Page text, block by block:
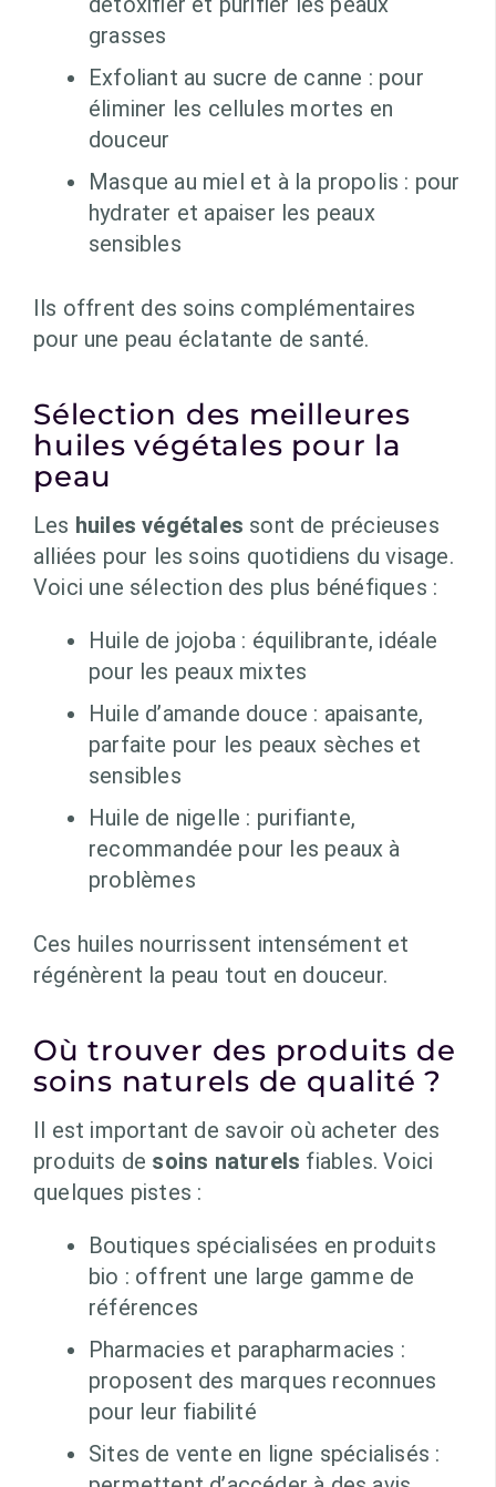
grasses
Exfoliant au sucre de canne : pour
éliminer les cellules mortes en
douceur
Masque au miel et à la propolis : pour
hydrater et apaiser les peaux
sensibles
Ils offrent des soins complémentaires
pour une peau éclatante de santé.
Sélection des meilleures
huiles végétales pour la
peau
Les huiles végétales sont de précieuses
alliées pour les soins quotidiens du visage.
Voici une sélection des plus bénéfiques :
Huile de jojoba : équilibrante, idéale
pour les peaux mixtes
Huile d’amande douce : apaisante,
parfaite pour les peaux sèches et
sensibles
Huile de nigelle : purifiante,
recommandée pour les peaux à
problèmes
Ces huiles nourrissent intensément et
régénèrent la peau tout en douceur.
Où trouver des produits de
soins naturels de qualité ?
Il est important de savoir où acheter des
produits de soins naturels fiables. Voici
quelques pistes :
Boutiques spécialisées en produits
bio : offrent une large gamme de
références
Pharmacies et parapharmacies :
proposent des marques reconnues
pour leur fiabilité
Sites de vente en ligne spécialisés :